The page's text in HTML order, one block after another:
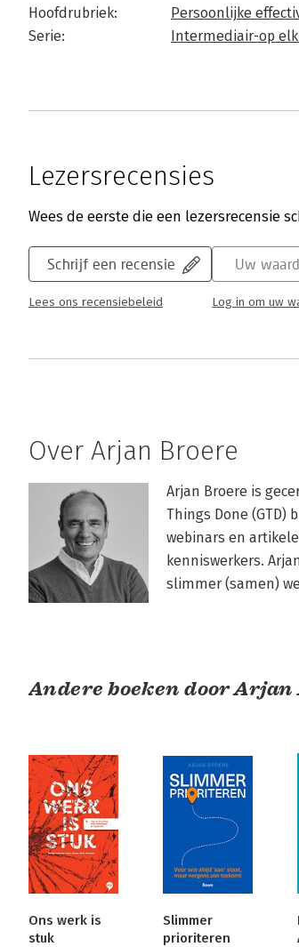
Hoofdrubriek:
Persoonlijke
Serie:
Intermediair-op
Lezersrecensies
Wees de eerste die een lezersrecensie
Schrijf een recensie
Lees ons recensiebeleid
Uw
Log in om uw
Over Arjan Broere
Arjan Broere is
Things Done (GTD)
webinars en
kenniswerkers.
slimmer (samen)
Andere boeken door Arjan
Ons werk is
stuk
Slimmer
prioriteren